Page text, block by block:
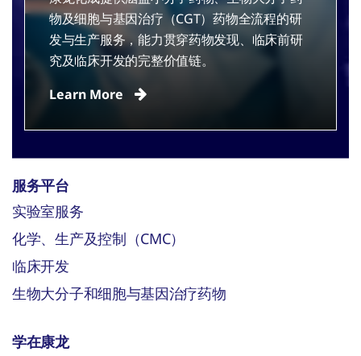
物及细胞与基因治疗（CGT）药物全流程的研
发与生产服务，能力贯穿药物发现、临床前研
究及临床开发的完整价值链。
Learn More
服务平台
实验室服务
化学、生产及控制（CMC）
临床开发
生物大分子和细胞与基因治疗药物
学在康龙